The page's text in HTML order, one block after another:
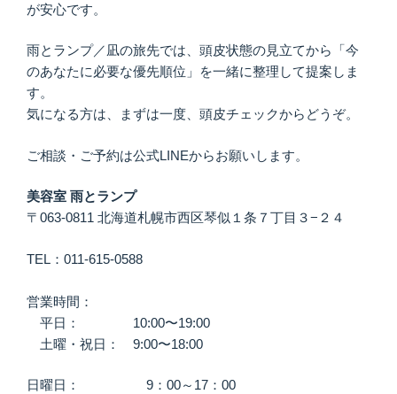
が安心です。
雨とランプ／凪の旅先では、頭皮状態の見立てから「今
のあなたに必要な優先順位」を一緒に整理して提案しま
す。
気になる方は、まずは一度、頭皮チェックからどうぞ。
ご相談・ご予約は公式LINEからお願いします。
美容室 雨とランプ
〒063-0811 北海道札幌市西区琴似１条７丁目３−２４
TEL：011-615-0588
営業時間：
平日： 10:00〜19:00
土曜・祝日： 9:00〜18:00
日曜日： 9：00～17：00